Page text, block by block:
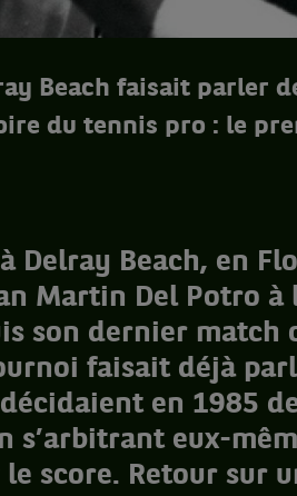
Beach faisait parler
du tennis pro : le
Delray Beach, en
Martin Del Potro
son dernier match
faisait déjà
en 1985
s’arbitrant eux-
score. Retour sur